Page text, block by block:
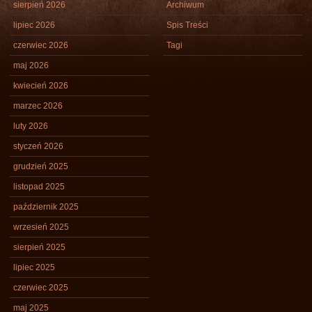
sierpień 2026
lipiec 2026
czerwiec 2026
maj 2026
kwiecień 2026
marzec 2026
luty 2026
styczeń 2026
grudzień 2025
listopad 2025
październik 2025
wrzesień 2025
sierpień 2025
lipiec 2025
czerwiec 2025
maj 2025
Archiwum
Spis Treści
Tagi